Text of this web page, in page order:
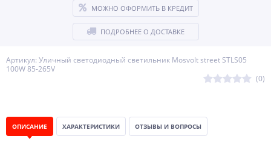
Артикул: Уличный светодиодный светильник Mosvolt street STLS05
100W 85-265V
(0)
МОЖНО ОФОРМИТЬ В КРЕДИТ
ПОДРОБНЕЕ О ДОСТАВКЕ
ОПИСАНИЕ ХАРАКТЕРИСТИКИ ОТЗЫВЫ И ВОПРОСЫ